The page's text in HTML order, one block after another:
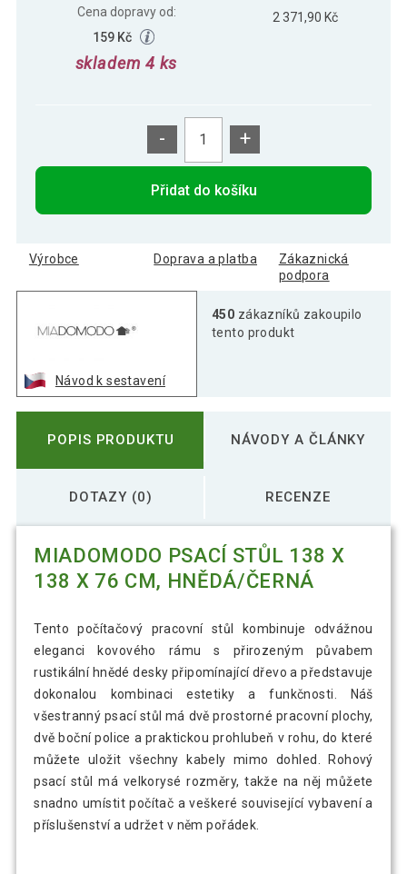
Cena dopravy od:
159 Kč
skladem 4 ks
2 371,90 Kč
- +
Přidat do košíku
Výrobce Doprava a platba
Zákaznická
podpora
Návod k sestavení
450 zákazníků zakoupilo
tento produkt
POPIS PRODUKTU NÁVODY A ČLÁNKY
DOTAZY (0) RECENZE
MIADOMODO PSACÍ STŮL 138 X
138 X 76 CM, HNĚDÁ/ČERNÁ
Tento počítačový pracovní stůl kombinuje odvážnou
eleganci kovového rámu s přirozeným půvabem
rustikální hnědé desky připomínající dřevo a představuje
dokonalou kombinaci estetiky a funkčnosti. Náš
všestranný psací stůl má dvě prostorné pracovní plochy,
dvě boční police a praktickou prohlubeň v rohu, do které
můžete uložit všechny kabely mimo dohled. Rohový
psací stůl má velkorysé rozměry, takže na něj můžete
snadno umístit počítač a veškeré související vybavení a
příslušenství a udržet v něm pořádek.